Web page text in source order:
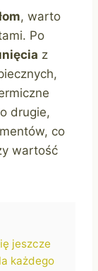
, warto
Po
z
drugie,
co
wartość
jeszcze
każdego